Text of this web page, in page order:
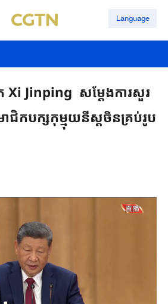
Language
Xi Jinping សម្តែង​ការ​សួរ​
ជិក​បក្សកុម្មុយនីស្តចិនគ្រប់​រូប​